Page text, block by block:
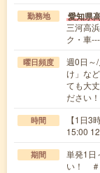
勤務地 愛知県
三河高
ク・車
曜日頻度
週0日～
け」な
ても大
ださい！
時間
【1日3
15:00
期間
単発1日
い！